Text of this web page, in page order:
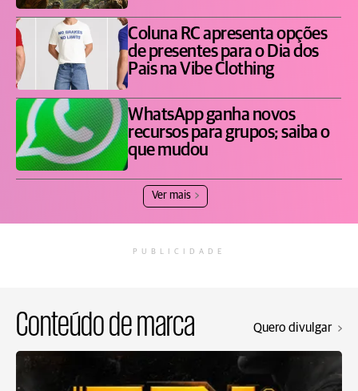
Coluna RC apresenta opções
de presentes para o Dia dos
Pais na Vibe Clothing
WhatsApp ganha novos
recursos para grupos; saiba o
que mudou
Ver mais
PUBLICIDADE
Conteúdo de marca Quero divulgar